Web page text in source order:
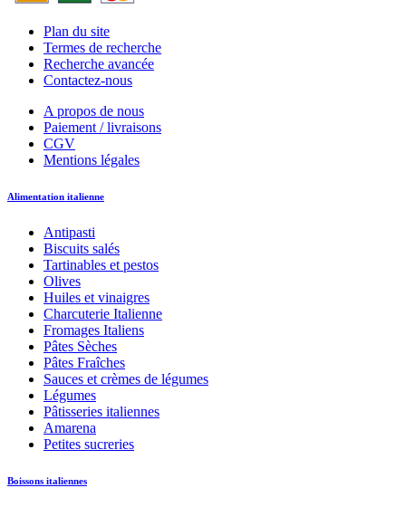
Plan du site
Termes de recherche
Recherche avancée
Contactez-nous
A propos de nous
Paiement / livraisons
CGV
Mentions légales
Alimentation italienne
Antipasti
Biscuits salés
Tartinables et pestos
Olives
Huiles et vinaigres
Charcuterie Italienne
Fromages Italiens
Pâtes Sèches
Pâtes Fraîches
Sauces et crèmes de légumes
Légumes
Pâtisseries italiennes
Amarena
Petites sucreries
Boissons italiennes